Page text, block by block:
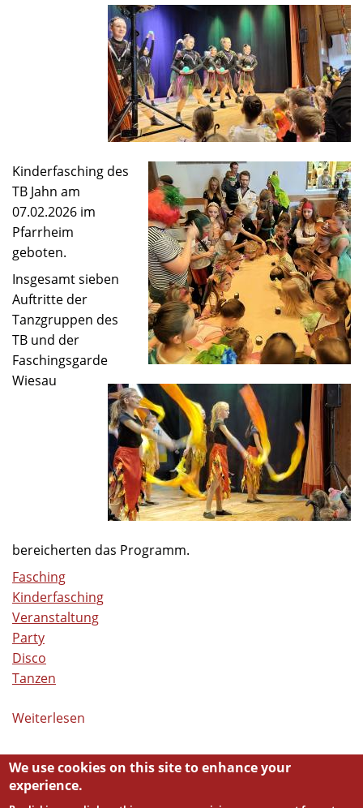
Kinderfasching des
TB Jahn am
07.02.2026 im
Pfarrheim
geboten.
Insgesamt sieben
Auftritte der
Tanzgruppen des
TB und der
Faschingsgarde
Wiesau
bereicherten das Programm.
Fasching
Kinderfasching
Veranstaltung
Party
Disco
Tanzen
Weiterlesen
Haus
We use cookies on this site to enhance your
experience.